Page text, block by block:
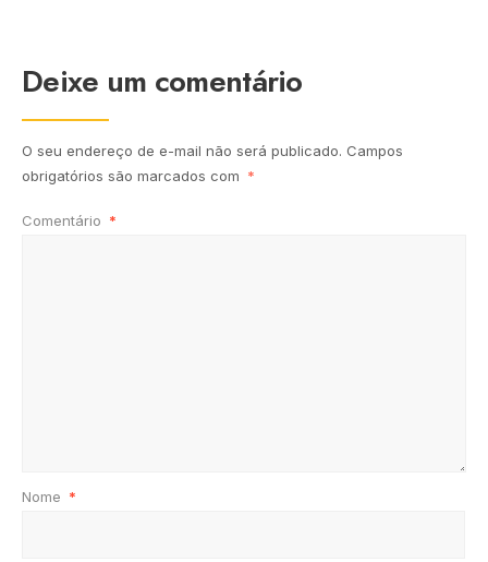
Deixe um comentário
O seu endereço de e-mail não será publicado. Campos
obrigatórios são marcados com *
Comentário *
Nome *